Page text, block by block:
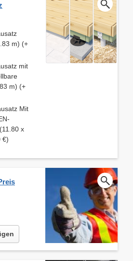
m) (+
mit
m) (+
Mit
x
€)